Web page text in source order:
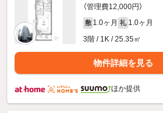
（管理費12,000円）
敷 1.0ヶ月 礼 1.0ヶ月
3階 / 1K / 25.35㎡
物件詳細を見る
ほか提供